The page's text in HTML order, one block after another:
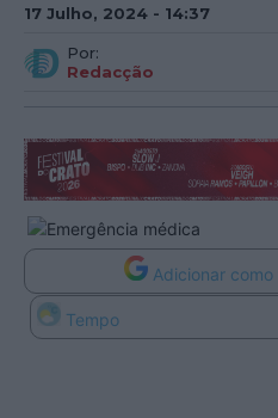
17 Julho, 2024 - 14:37
Por:
Redacção
Adicionar
Tempo